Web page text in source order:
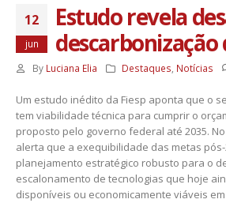
12
jun
Estudo revela
By Luciana Elia Destaques, Notícias
Um estudo inédito da Fiesp aponta que o
tem viabilidade técnica para cumprir o
proposto pelo governo federal até 2035.
alerta que a exequibilidade das metas
planejamento estratégico robusto para o
escalonamento de tecnologias que hoje
disponíveis ou economicamente viáveis